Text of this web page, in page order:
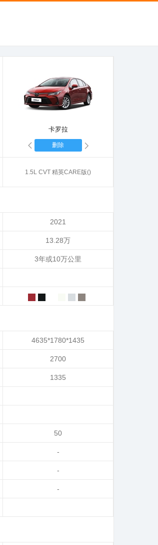
卡罗拉
删除
1.5L CVT 精英CARE版()
2021
13.28万
3年或10万公里
4635*1780*1435
2700
1335
50
-
-
-